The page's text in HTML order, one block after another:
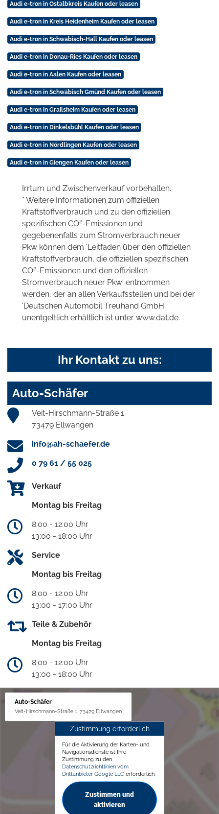
Audi e-tron in Ostalbkreis Kaufen oder leasen
Audi e-tron in Kreis Heidenheim Kaufen oder leasen
Audi e-tron in Schwäbisch-Hall Kaufen oder leasen
Audi e-tron in Donau-Ries Kaufen oder leasen
Audi e-tron in Aalen Kaufen oder leasen
Audi e-tron in Schwäbisch Gmünd Kaufen oder leasen
Audi e-tron in Grailsheim Kaufen oder leasen
Audi e-tron in Dinkelsbühl Kaufen oder leasen
Audi e-tron in Nördlingen Kaufen oder leasen
Audi e-tron in Giengen Kaufen oder leasen
Irrtum und Zwischenverkauf vorbehalten.
* Weitere Informationen zum offiziellen
Kraftstoffverbrauch und zu den offiziellen
spezifischen CO2-Emissionen und
gegebenenfalls zum Stromverbrauch neuer
Pkw können dem 'Leitfaden über den offiziellen
Kraftstoffverbrauch, die offiziellen spezifischen
CO2-Emissionen und den offiziellen
Stromverbrauch neuer Pkw' entnommen
werden, der an allen Verkaufsstellen und bei der
'Deutschen Automobil Treuhand GmbH'
unentgeltlich erhältlich ist unter www.dat.de.
Ihr Kontakt zu uns:
Auto-Schäfer
Veit-Hirschmann-Straße 1
73479 Ellwangen
info@ah-schaefer.de
0 79 61 / 55 025
Verkauf
Montag bis Freitag
8:00 - 12:00 Uhr
13:00 - 18:00 Uhr
Service
Montag bis Freitag
8:00 - 12:00 Uhr
13:00 - 17:00 Uhr
Teile & Zubehör
Montag bis Freitag
8:00 - 12:00 Uhr
13:00 - 18:00 Uhr
Auto-Schäfer
Veit-Hirschmann-Straße 1, 73479 Ellwangen
Zustimmung erforderlich
Für die Aktivierung der Karten- und
Navigationsdienste ist Ihre
Zustimmung zu den
Datenschutzrichtlinien vom
Drittanbieter Google LLC erforderlich.
Zustimmen und
aktivieren